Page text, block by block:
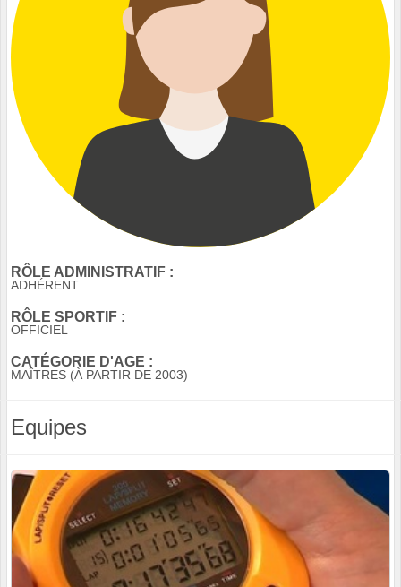
RÔLE ADMINISTRATIF :
ADHÉRENT
RÔLE SPORTIF :
OFFICIEL
CATÉGORIE D'AGE :
MAÎTRES (À PARTIR DE 2003)
Equipes